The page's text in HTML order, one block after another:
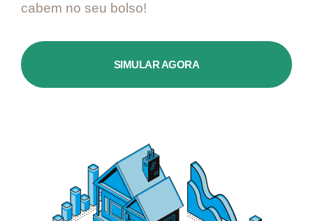
cabem no seu bolso!
SIMULAR AGORA